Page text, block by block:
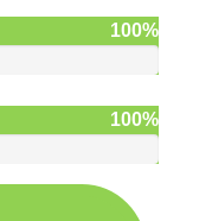
100%
100%